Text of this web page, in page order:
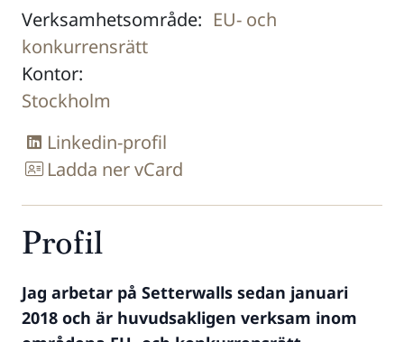
Verksamhetsområde: EU- och
konkurrensrätt
Kontor:
Stockholm
Linkedin-profil
Ladda ner vCard
Profil
Jag arbetar på Setterwalls sedan januari
2018 och är huvudsakligen verksam inom